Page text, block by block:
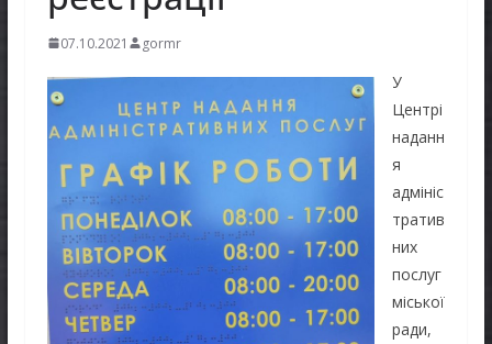
07.10.2021 gormr
У
Центрі
наданн
я
адмініс
тратив
них
послуг
міської
ради,